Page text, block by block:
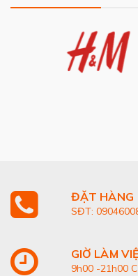
ĐẶT HÀNG
SĐT:
GIỜ LÀM
9h00 -21h00